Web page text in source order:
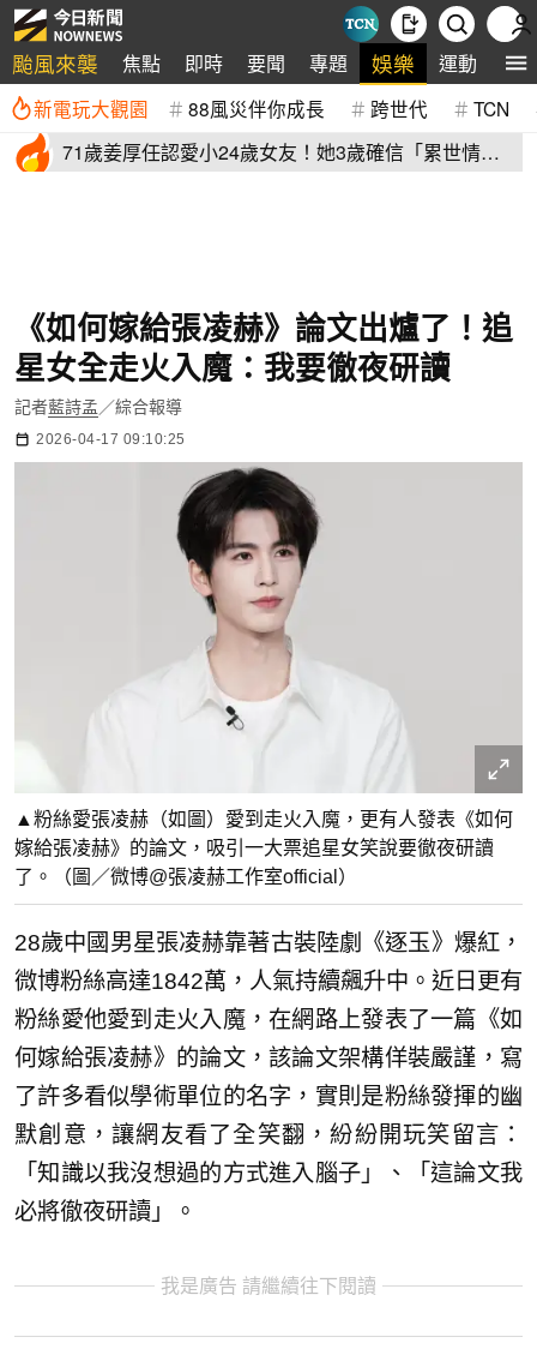
颱風來襲 焦點 即時 要聞 專題 娛樂 運動 全
新電玩大觀園 88風災伴你成長 跨世代 TCN
71歲姜厚任認愛小24歲女友！她3歲確信「累世情
《如何嫁給張凌赫》論文出爐了！追
星女全走火入魔：我要徹夜研讀
記者藍詩孟 ／綜合報導
2026-04-17 09:10:25
▲粉絲愛張凌赫（如圖）愛到走火入魔，更有人發表《如何
嫁給張凌赫》的論文，吸引一大票追星女笑說要徹夜研讀
了。（圖／微博@張凌赫工作室official）
28歲中國男星張凌赫靠著古裝陸劇《逐玉》爆紅，
微博粉絲高達1842萬，人氣持續飆升中。近日更有
粉絲愛他愛到走火入魔，在網路上發表了一篇《如
何嫁給張凌赫》的論文，該論文架構佯裝嚴謹，寫
了許多看似學術單位的名字，實則是粉絲發揮的幽
默創意，讓網友看了全笑翻，紛紛開玩笑留言：
「知識以我沒想過的方式進入腦子」、「這論文我
必將徹夜研讀」。
我是廣告 請繼續往下閱讀